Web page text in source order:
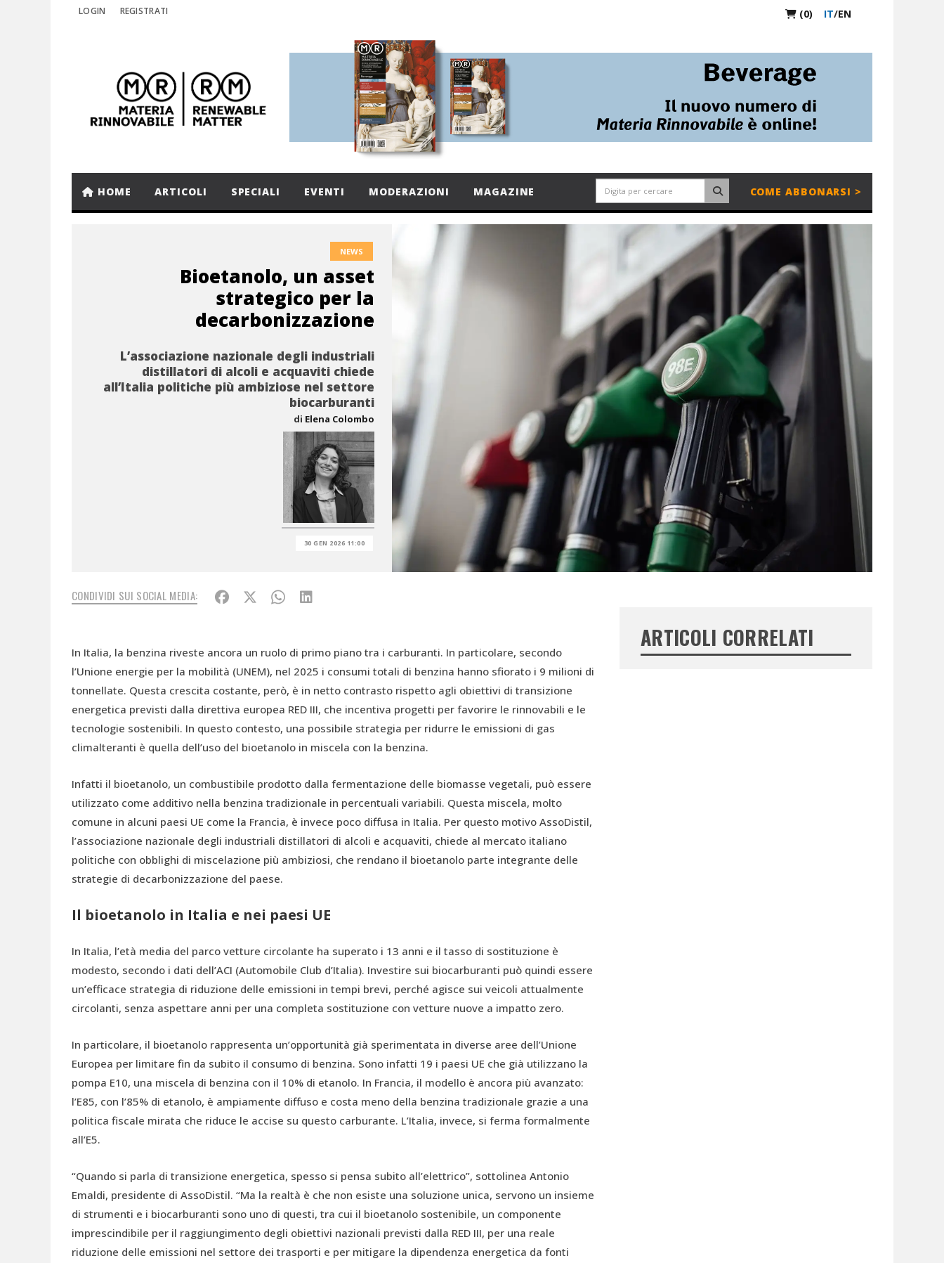
LOGIN REGISTRATI (0) IT/EN
HOME ARTICOLI SPECIALI EVENTI MODERAZIONI MAGAZINE COME ABBONARSI >
NEWS
Bioetanolo, un asset
strategico per la
decarbonizzazione
L’associazione nazionale degli industriali
distillatori di alcoli e acquaviti chiede
all’Italia politiche più ambiziose nel settore
biocarburanti
di Elena Colombo
30 GEN 2026 11:00
CONDIVIDI SUI SOCIAL MEDIA:
In Italia, la benzina riveste ancora un ruolo di primo piano tra i carburanti. In particolare, secondo
l’Unione energie per la mobilità (UNEM), nel 2025 i consumi totali di benzina hanno sfiorato i 9 milioni di
tonnellate. Questa crescita costante, però, è in netto contrasto rispetto agli obiettivi di transizione
energetica previsti dalla direttiva europea RED III, che incentiva progetti per favorire le rinnovabili e le
tecnologie sostenibili. In questo contesto, una possibile strategia per ridurre le emissioni di gas
climalteranti è quella dell’uso del bioetanolo in miscela con la benzina.
Infatti il bioetanolo, un combustibile prodotto dalla fermentazione delle biomasse vegetali, può essere
utilizzato come additivo nella benzina tradizionale in percentuali variabili. Questa miscela, molto
comune in alcuni paesi UE come la Francia, è invece poco diffusa in Italia. Per questo motivo AssoDistil,
l’associazione nazionale degli industriali distillatori di alcoli e acquaviti, chiede al mercato italiano
politiche con obblighi di miscelazione più ambiziosi, che rendano il bioetanolo parte integrante delle
strategie di decarbonizzazione del paese.
Il bioetanolo in Italia e nei paesi UE
In Italia, l’età media del parco vetture circolante ha superato i 13 anni e il tasso di sostituzione è
modesto, secondo i dati dell’ACI (Automobile Club d’Italia). Investire sui biocarburanti può quindi essere
un’efficace strategia di riduzione delle emissioni in tempi brevi, perché agisce sui veicoli attualmente
circolanti, senza aspettare anni per una completa sostituzione con vetture nuove a impatto zero.
In particolare, il bioetanolo rappresenta un’opportunità già sperimentata in diverse aree dell’Unione
Europea per limitare fin da subito il consumo di benzina. Sono infatti 19 i paesi UE che già utilizzano la
pompa E10, una miscela di benzina con il 10% di etanolo. In Francia, il modello è ancora più avanzato:
l’E85, con l’85% di etanolo, è ampiamente diffuso e costa meno della benzina tradizionale grazie a una
politica fiscale mirata che riduce le accise su questo carburante. L’Italia, invece, si ferma formalmente
all’E5.
“Quando si parla di transizione energetica, spesso si pensa subito all’elettrico”, sottolinea Antonio
Emaldi, presidente di AssoDistil. “Ma la realtà è che non esiste una soluzione unica, servono un insieme
di strumenti e i biocarburanti sono uno di questi, tra cui il bioetanolo sostenibile, un componente
imprescindibile per il raggiungimento degli obiettivi nazionali previsti dalla RED III, per una reale
riduzione delle emissioni nel settore dei trasporti e per mitigare la dipendenza energetica da fonti
ARTICOLI CORRELATI